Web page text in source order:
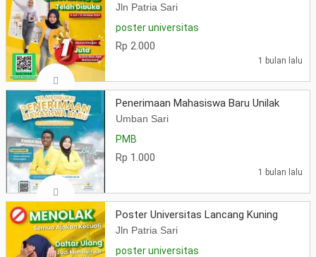
Jln Patria Sari
poster universitas
Rp 2.000
1 bulan lalu
Penerimaan Mahasiswa Baru Unilak
Umban Sari
PMB
Rp 1.000
1 bulan lalu
Poster Universitas Lancang Kuning
Jln Patria Sari
poster universitas